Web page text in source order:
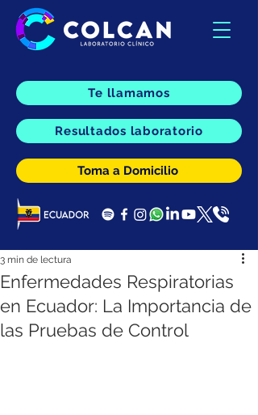
Te llamamos
Resultados laboratorio
Toma a Domicilio
Enfermedades Respiratorias
en Ecuador: La Importancia de
las Pruebas de Control
3 min de lectura